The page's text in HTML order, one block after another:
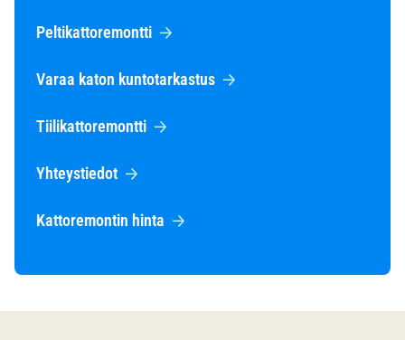
Peltikattoremontti
Varaa katon kuntotarkastus
Tiilikattoremontti
Yhteystiedot
Kattoremontin hinta